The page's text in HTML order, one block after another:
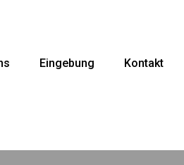
Eingebung Kontakt